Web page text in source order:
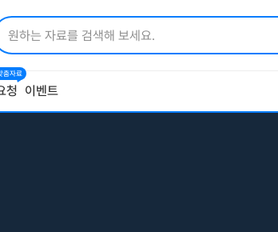
청
춤자료
이벤트